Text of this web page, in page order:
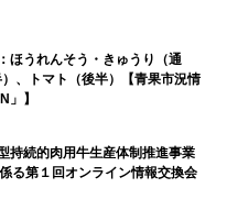
ほうれんそう・きゅうり（通
、トマト（後半）【青果市況情
」】
続的肉用牛生産体制推進事業
る第１回オンライン情報交換会